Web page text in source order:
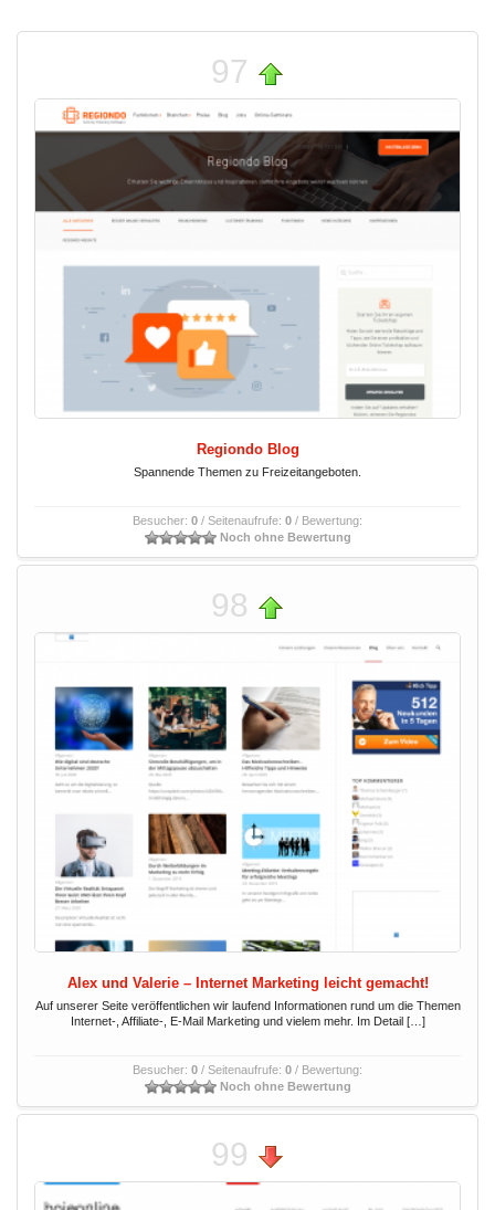
97
Regiondo Blog
Spannende Themen zu Freizeitangeboten.
Besucher: 0 / Seitenaufrufe: 0 / Bewertung:
Noch ohne Bewertung
98
Alex und Valerie – Internet Marketing leicht gemacht!
Auf unserer Seite veröffentlichen wir laufend Informationen rund um die Themen
Internet-, Affiliate-, E-Mail Marketing und vielem mehr. Im Detail […]
Besucher: 0 / Seitenaufrufe: 0 / Bewertung:
Noch ohne Bewertung
99